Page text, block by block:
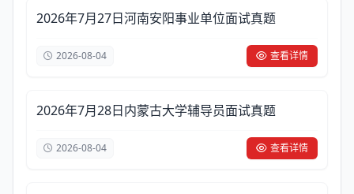
2026年7月27日河南安阳事业单位面试真题
2026-08-04 查看详情
2026年7月28日内蒙古大学辅导员面试真题
2026-08-04 查看详情